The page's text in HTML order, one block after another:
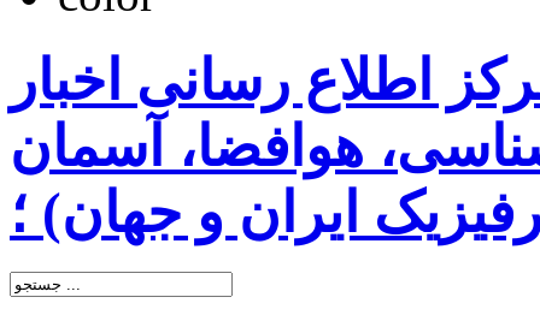
اطلاع رسانی اخبار
هوافضا، آسمان
ایران و جهان) ؛